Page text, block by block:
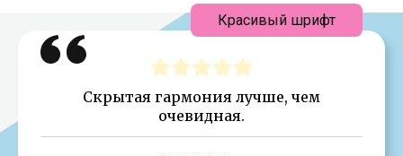
Скрытая гармония лучше, чем
очевидная.
Красивый шрифт